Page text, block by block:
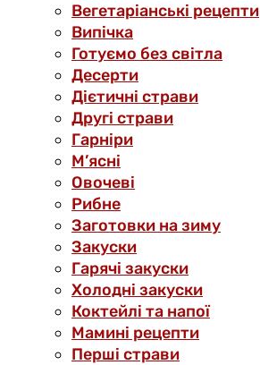
Вегетаріанські рецепти
Випічка
Готуємо без світла
Десерти
Дієтичні страви
Другі страви
Гарніри
М’ясні
Овочеві
Рибне
Заготовки на зиму
Закуски
Гарячі закуски
Холодні закуски
Коктейлі та напої
Мамині рецепти
Перші страви